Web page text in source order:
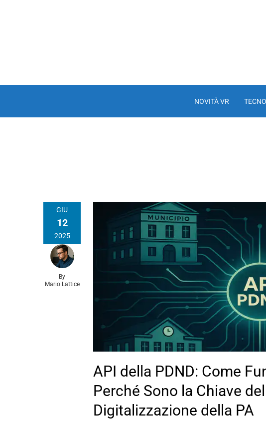
NOVITÀ VR
GIU
12
2025
By
Mario Lattice
API della PDND: Come
Perché Sono la Chiave
Digitalizzazione della PA